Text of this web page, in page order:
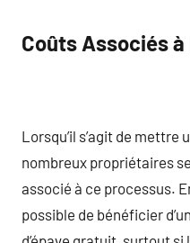
Coûts Associés à
Lorsqu’il s’agit de mettre
nombreux propriétaires
associé à ce processus.
possible de bénéficier